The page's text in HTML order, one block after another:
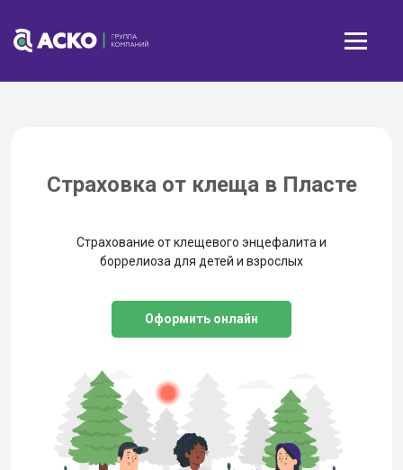
Страховка от клеща в Пласте
Страхование от клещевого энцефалита и
боррелиоза для детей и взрослых
Оформить онлайн